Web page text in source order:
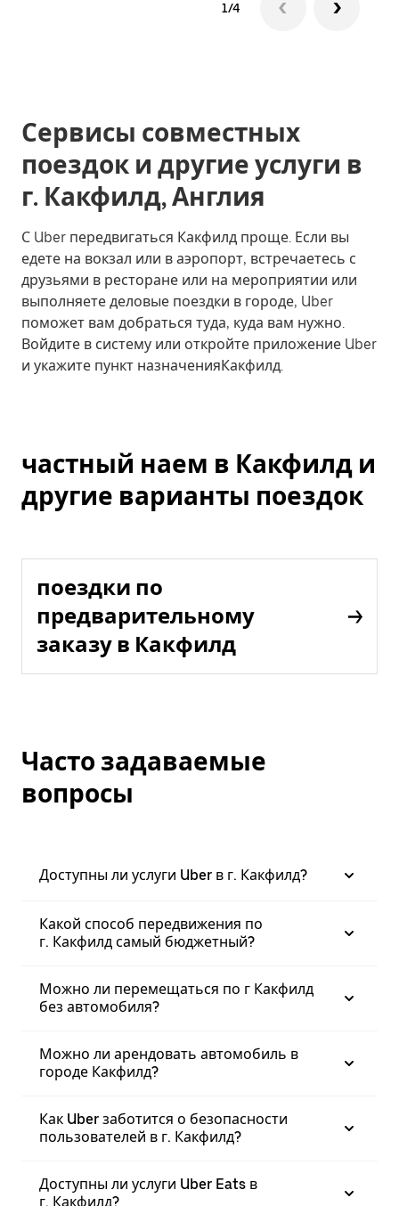
1/4
Сервисы совместных
поездок и другие услуги в
г. Какфилд, Англия
С Uber передвигаться Какфилд проще. Если вы
едете на вокзал или в аэропорт, встречаетесь с
друзьями в ресторане или на мероприятии или
выполняете деловые поездки в городе, Uber
поможет вам добраться туда, куда вам нужно.
Войдите в систему или откройте приложение Uber
и укажите пункт назначенияКакфилд.
частный наем в Какфилд и
другие варианты поездок
поездки по
предварительному
заказу в Какфилд
Часто задаваемые
вопросы
Доступны ли услуги Uber в г. Какфилд?
Какой способ передвижения по
г. Какфилд самый бюджетный?
Можно ли перемещаться по г Какфилд
без автомобиля?
Можно ли арендовать автомобиль в
городе Какфилд?
Как Uber заботится о безопасности
пользователей в г. Какфилд?
Доступны ли услуги Uber Eats в
г. Какфилд?